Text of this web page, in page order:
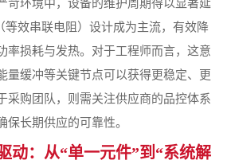
苛环境中，设备的维护周期得以显著延
等效串联电阻）设计成为主流，有效降
率损耗与发热。对于工程师而言，这意
量缓冲等关键节点可以获得更稳定、更
采购团队，则需关注供应商的品控体系
保长期供应的可靠性。
动：从“单一元件”到“系统解